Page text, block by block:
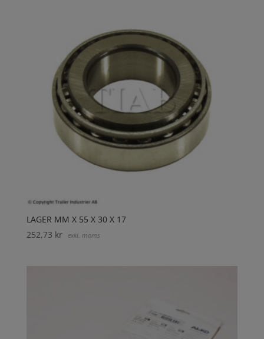
LAGER MM X 55 X 30 X 17
252,73 kr exkl. moms